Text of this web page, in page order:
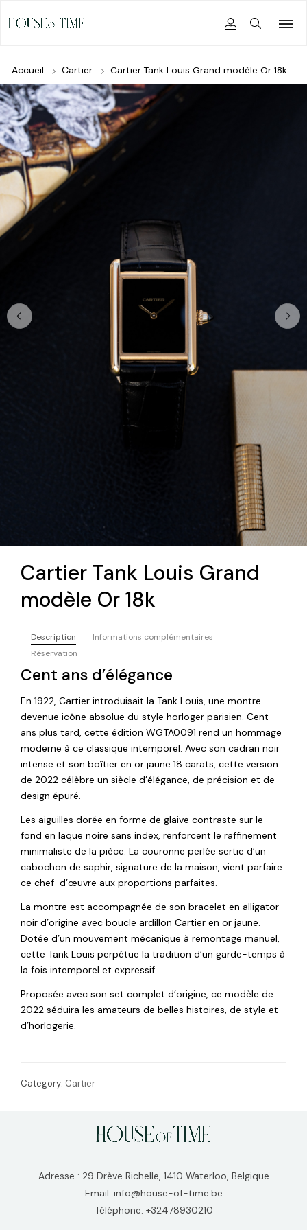
Accueil Cartier Cartier Tank Louis Grand modèle Or 18k
Cartier Tank Louis Grand
modèle Or 18k
Description
Informations complémentaires
Réservation
Cent ans d’élégance
En 1922, Cartier introduisait la Tank Louis, une montre
devenue icône absolue du style horloger parisien. Cent
ans plus tard, cette édition WGTA0091 rend un hommage
moderne à ce classique intemporel. Avec son cadran noir
intense et son boîtier en or jaune 18 carats, cette version
de 2022 célèbre un siècle d’élégance, de précision et de
design épuré.
Les aiguilles dorée en forme de glaive contraste sur le
fond en laque noire sans index, renforcent le raffinement
minimaliste de la pièce. La couronne perlée sertie d’un
cabochon de saphir, signature de la maison, vient parfaire
ce chef-d’œuvre aux proportions parfaites.
La montre est accompagnée de son bracelet en alligator
noir d’origine avec boucle ardillon Cartier en or jaune.
Dotée d’un mouvement mécanique à remontage manuel,
cette Tank Louis perpétue la tradition d’un garde-temps à
la fois intemporel et expressif.
Proposée avec son set complet d’origine, ce modèle de
2022 séduira les amateurs de belles histoires, de style et
d’horlogerie.
Category: Cartier
Adresse : 29 Drève Richelle, 1410 Waterloo, Belgique
Email: info@house-of-time.be
Téléphone: +32478930210